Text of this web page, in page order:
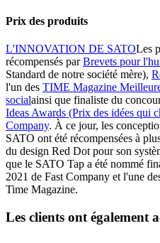
Prix des produits
L'INNOVATION DE SATOLes
récompensés parBrevets pour
Standard de notre société mère),
l'un des TIME Magazine
socialainsi que finaliste du
Ideas Awards (Prix des idées qui
Company. À ce jour, les
SATO ont été récompensées à
du design Red Dot pour son
que le SATO Tap a été nommé
2021 de Fast Company et l'une
Time Magazine.
Les clients ont également